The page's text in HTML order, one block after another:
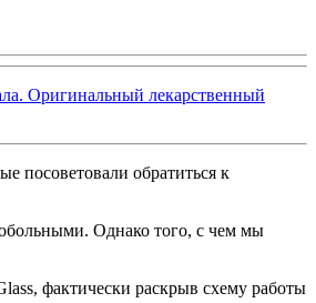
Оригинальный лекарственный
посоветовали обратиться к
Однако того, с чем мы
фактически раскрыв схему работы